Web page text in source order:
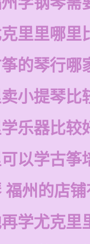
里里哪里
的琴行哪
小提琴比
乐器比较
以学古筝
福州的店
学尤克里